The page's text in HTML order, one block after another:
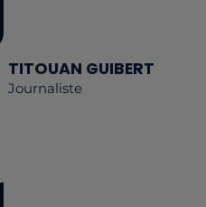
TITOUAN GUIBERT
Journaliste